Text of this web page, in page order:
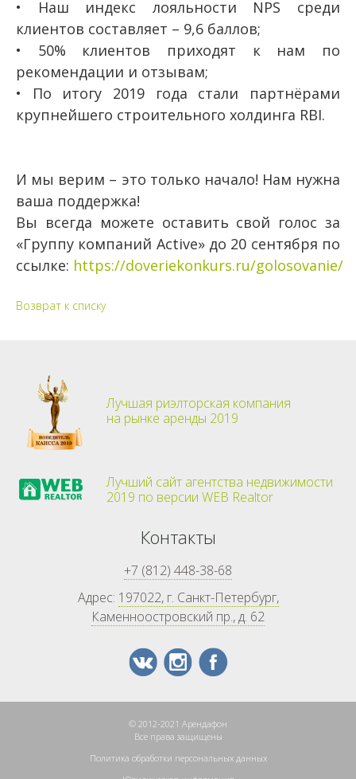
• Наш индекс лояльности NPS среди
клиентов составляет – 9,6 баллов;
• 50% клиентов приходят к нам по
рекомендации и отзывам;
• По итогу 2019 года стали партнёрами
крупнейшего строительного холдинга RBI.
И мы верим – это только начало! Нам нужна
ваша поддержка!
Вы всегда можете оставить свой голос за
«Группу компаний Active» до 20 сентября по
ссылке: https://doveriekonkurs.ru/golosovanie/
Возврат к списку
Лучшая риэлторская компания
на рынке аренды 2019
Лучший сайт агентства недвижимости
2019 по версии WEB Realtor
Контакты
+7 (812) 448-38-68
Адрес: 197022, г. Санкт-Петербург,
Каменноостровский пр., д. 62
© 2012-2021 Арендафон
Все права защищены
Политика обработки персональных данных